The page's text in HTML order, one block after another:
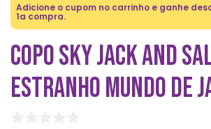
Adicione o cupom no carrinho e ganhe
1a compra.
COPO SKY JACK AND
ESTRANHO MUNDO DE